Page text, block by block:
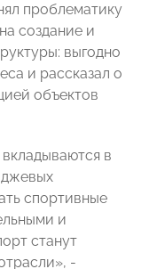
проблематику
создание и
выгодно
и рассказал о
объектов
в
спортивные
и
станут
-